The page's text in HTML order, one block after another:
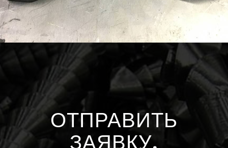
ОТПРАВИТЬ
ЗАЯВКУ.